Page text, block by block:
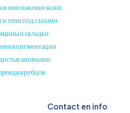
и омоложение кожи.
тени под глазами
и складки
пигментации
аномалии
рубцов
Contact en info